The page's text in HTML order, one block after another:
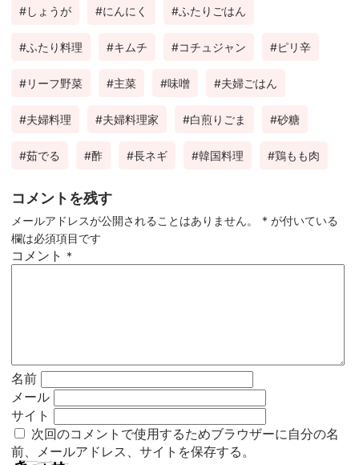
しょうが にんにく ふたりごはん
ふたり料理 キムチ コチュジャン ピリ辛
リーフ野菜 主菜 味噌 夫婦ごはん
夫婦料理 夫婦料理家 白煎りごま 砂糖
茹でる 酢 長ネギ 韓国料理 鶏もも肉
コメントを残す
メールアドレスが公開されることはありません。 * が付いている
欄は必須項目です
コメント *
名前
メール
サイト
次回のコメントで使用するためブラウザーに自分の名
前、メールアドレス、サイトを保存する。